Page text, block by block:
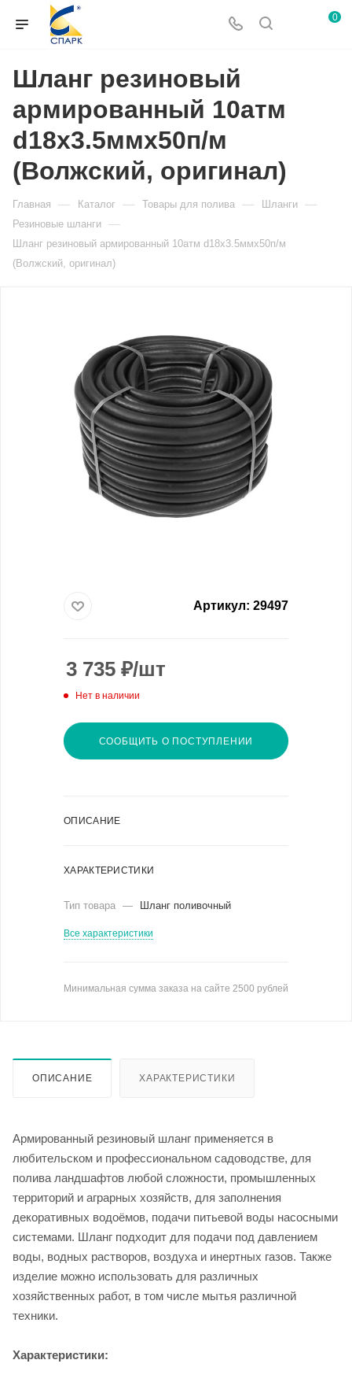
0
Шланг резиновый
армированный 10атм
d18х3.5ммх50п/м
(Волжский, оригинал)
Главная — Каталог — Товары для полива — Шланги —
Резиновые шланги —
Шланг резиновый армированный 10атм d18х3.5ммх50п/м
(Волжский, оригинал)
Артикул: 29497
3 735 ₽/шт
Нет в наличии
СООБЩИТЬ О ПОСТУПЛЕНИИ
ОПИСАНИЕ
ХАРАКТЕРИСТИКИ
Тип товара — Шланг поливочный
Все характеристики
Минимальная сумма заказа на сайте 2500 рублей
ОПИСАНИЕ ХАРАКТЕРИСТИКИ
Армированный резиновый шланг применяется в
любительском и профессиональном садоводстве, для
полива ландшафтов любой сложности, промышленных
территорий и аграрных хозяйств, для заполнения
декоративных водоёмов, подачи питьевой воды насосными
системами. Шланг подходит для подачи под давлением
воды, водных растворов, воздуха и инертных газов. Также
изделие можно использовать для различных
хозяйственных работ, в том числе мытья различной
техники.
Характеристики: